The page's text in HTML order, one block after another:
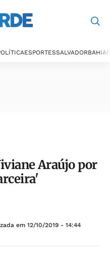
ESPORTESSALVADORBAHIA
Araújo por
em 12/10/2019 - 14:44